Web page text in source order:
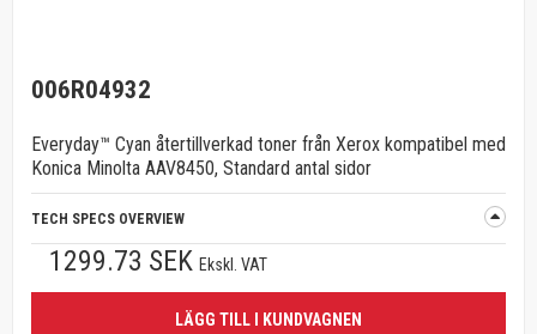
006R04932
Everyday™ Cyan återtillverkad toner från Xerox kompatibel med
Konica Minolta AAV8450, Standard antal sidor
TECH SPECS OVERVIEW
1299.73 SEK Ekskl. VAT
LÄGG TILL I KUNDVAGNEN